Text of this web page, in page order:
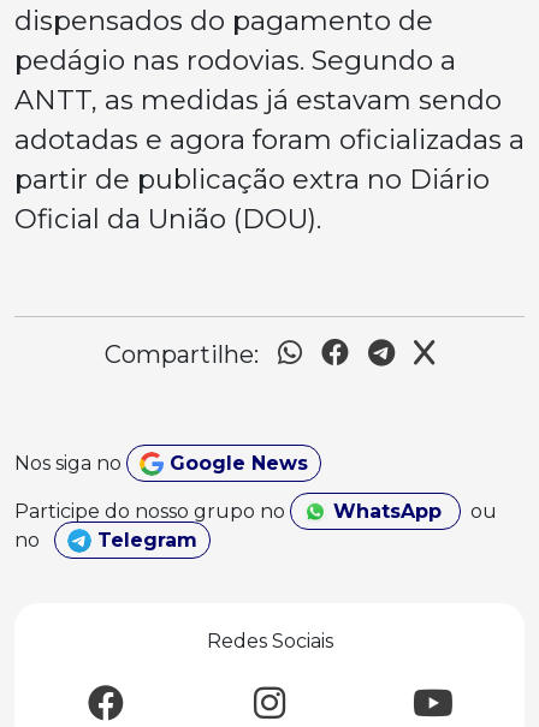
dispensados do pagamento de
pedágio nas rodovias. Segundo a
ANTT, as medidas já estavam sendo
adotadas e agora foram oficializadas a
partir de publicação extra no Diário
Oficial da União (DOU).
Compartilhe:
Nos siga no Google News
Participe do nosso grupo no WhatsApp
ou
no
Telegram
Redes Sociais